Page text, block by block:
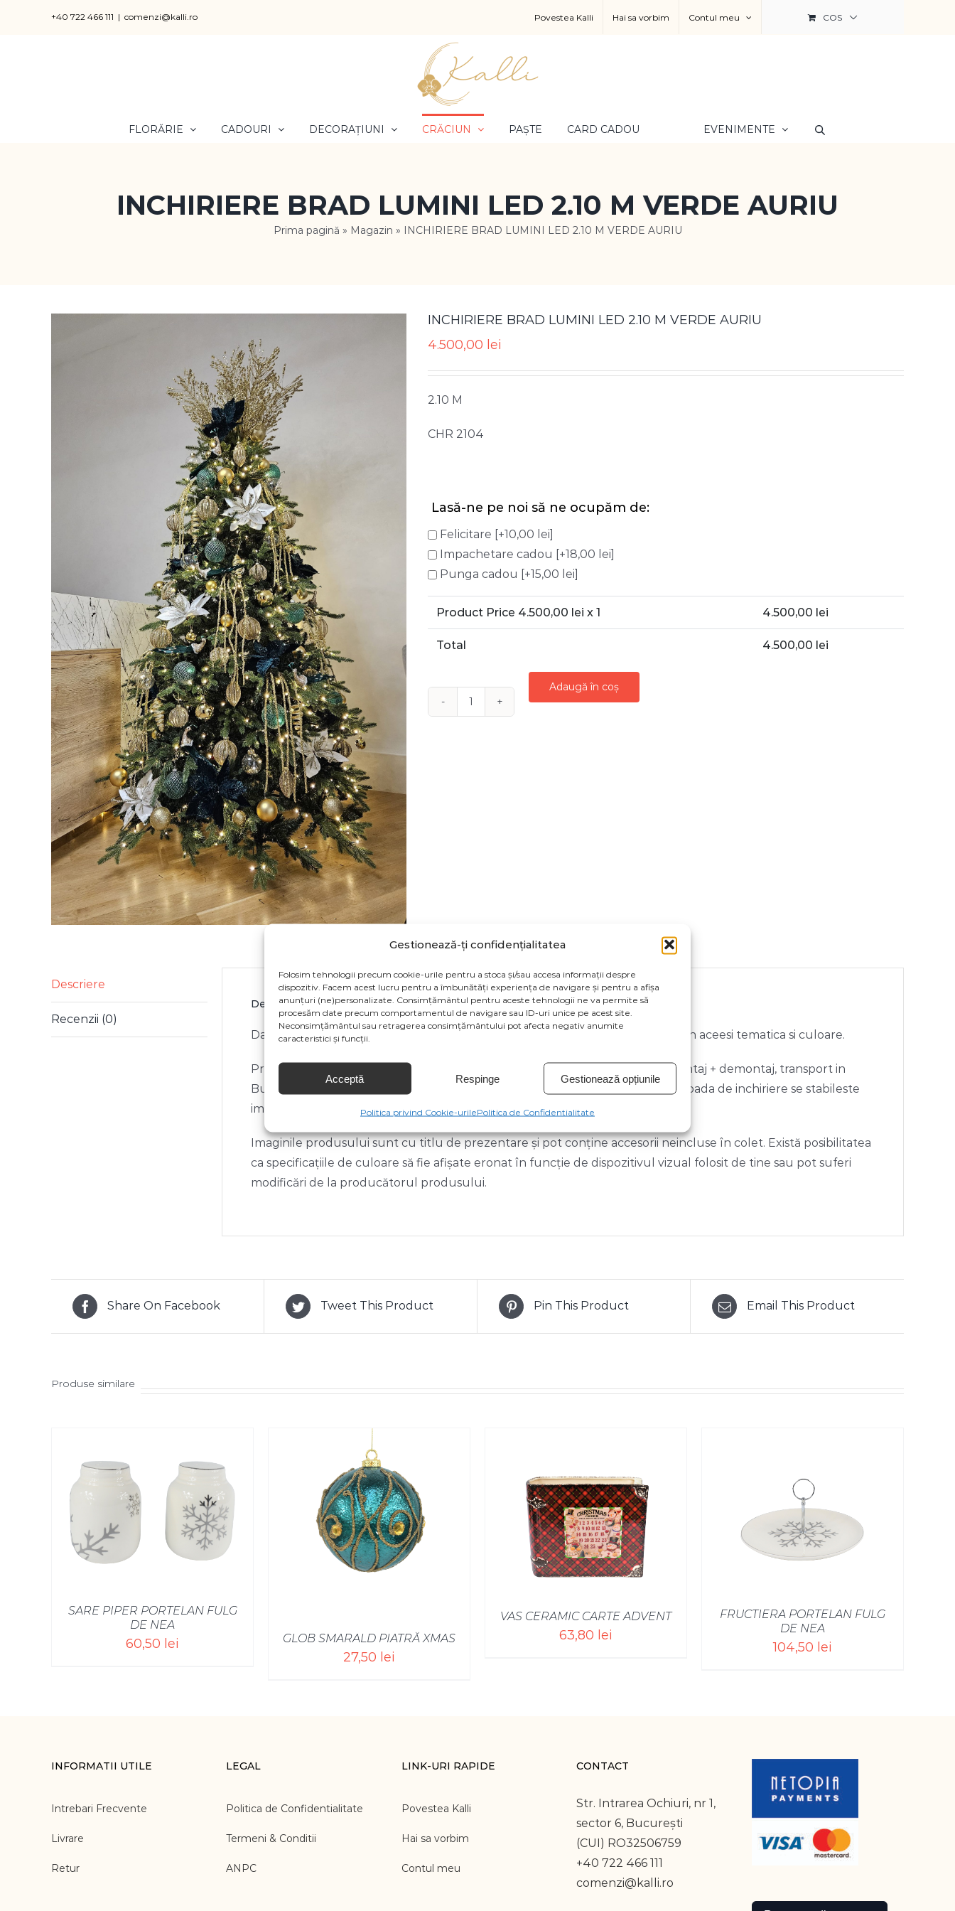
Gestionează-ți confidențialitatea
Folosim tehnologii precum cookie-urile pentru a stoca și/sau accesa informații despre
dispozitiv. Facem acest lucru pentru a îmbunătăți experiența de navigare și pentru a afișa
anunțuri (ne)personalizate. Consimțământul pentru aceste tehnologii ne va permite să
procesăm date precum comportamentul de navigare sau ID-uri unice pe acest site.
Neconsimțământul sau retragerea consimțământului pot afecta negativ anumite
caracteristici și funcții.
Acceptă Respinge Gestionează opțiunile
Politica privind Cookie-urilePolitica de Confidentialitate
+40 722 466 111 | comenzi@kalli.ro Povestea Kalli Hai sa vorbim Contul meu COS
FLORĂRIE CADOURI DECORAȚIUNI CRĂCIUN PAȘTE CARD CADOU EVENIMENTE
INCHIRIERE BRAD LUMINI LED 2.10 M VERDE AURIU
Prima pagină » Magazin » INCHIRIERE BRAD LUMINI LED 2.10 M VERDE AURIU
INCHIRIERE BRAD LUMINI LED 2.10 M VERDE AURIU
4.500,00 lei
2.10 M
CHR 2104
Lasă-ne pe noi să ne ocupăm de:
Felicitare [+10,00 lei]
Impachetare cadou [+18,00 lei]
Punga cadou [+15,00 lei]
Product Price 4.500,00 lei x 1 4.500,00 lei
Total 4.500,00 lei
Adaugă în coș
Descriere
Recenzii (0)
Descriere
Daca nu sunt pe stoc anumite decoratiuni, acestea vor fi inlocuite cu altele din aceesi tematica si culoare.
Pretul include inchirierea bradului si a decoratiunilor din brad, manopera montaj + demontaj, transport in
Bucuresti. Pentru locatiile aflate in afara capitalei, se adauga transportul. Perioada de inchiriere se stabileste
impreuna cu clientul.
Imaginile produsului sunt cu titlu de prezentare și pot conține accesorii neincluse în colet. Există posibilitatea
ca specificațiile de culoare să fie afișate eronat în funcție de dispozitivul vizual folosit de tine sau pot suferi
modificări de la producătorul produsului.
Share On Facebook Tweet This Product Pin This Product Email This Product
Produse similare
SARE PIPER PORTELAN FULG
DE NEA
60,50 lei GLOB SMARALD PIATRĂ XMAS
27,50 lei
SELECT OPTIONS
VAS CERAMIC CARTE ADVENT
63,80 lei
SELECT OPTIONS /
FRUCTIERA PORTELAN FULG
DE NEA
104,50 lei
INFORMATII UTILE
Intrebari Frecvente
Livrare
Retur
LEGAL
Politica de Confidentialitate
Termeni & Conditii
ANPC
LINK-URI RAPIDE
Povestea Kalli
Hai sa vorbim
Contul meu
CONTACT
Str. Intrarea Ochiuri, nr 1,
sector 6, București
(CUI) RO32506759
+40 722 466 111
comenzi@kalli.ro